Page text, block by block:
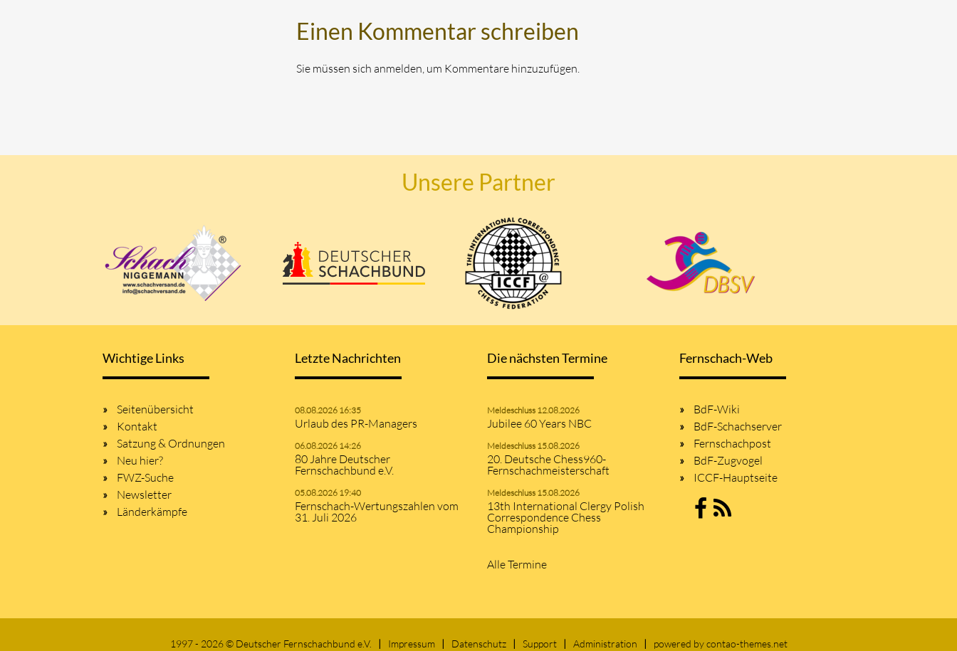
Einen Kommentar schreiben
Sie müssen sich anmelden, um Kommentare hinzuzufügen.
Unsere Partner
Wichtige Links
Seitenübersicht
Kontakt
Satzung & Ordnungen
Neu hier?
FWZ-Suche
Newsletter
Länderkämpfe
Letzte Nachrichten
08.08.2026 16:35
Urlaub des PR-Managers
06.08.2026 14:26
80 Jahre Deutscher
Fernschachbund e.V.
05.08.2026 19:40
Fernschach-Wertungszahlen vom
31. Juli 2026
Die nächsten Termine
Meldeschluss 12.08.2026
Jubilee 60 Years NBC
Meldeschluss 15.08.2026
20. Deutsche Chess960-
Fernschachmeisterschaft
Meldeschluss 15.08.2026
13th International Clergy Polish
Correspondence Chess
Championship
Alle Termine
Fernschach-Web
BdF-Wiki
BdF-Schachserver
Fernschachpost
BdF-Zugvogel
ICCF-Hauptseite
1997 - 2026 © Deutscher Fernschachbund e.V. Impressum Datenschutz Support Administration powered bycontao-themes.net